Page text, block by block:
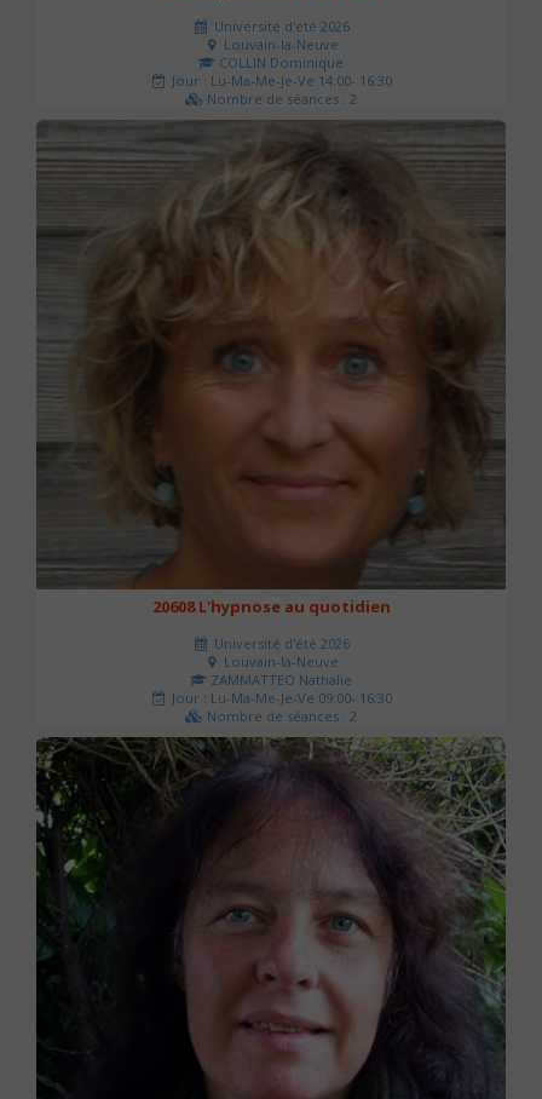
Université d'été 2026
Louvain-la-Neuve
COLLIN Dominique
Jour : Lu-Ma-Me-Je-Ve 14:00- 16:30
Nombre de séances : 2
51 €
20608 L'hypnose au quotidien
Université d'été 2026
Louvain-la-Neuve
ZAMMATTEO Nathalie
Jour : Lu-Ma-Me-Je-Ve 09:00- 16:30
Nombre de séances : 2
140 €